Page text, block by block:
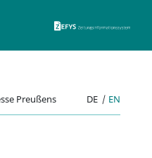
Preußens DE | EN